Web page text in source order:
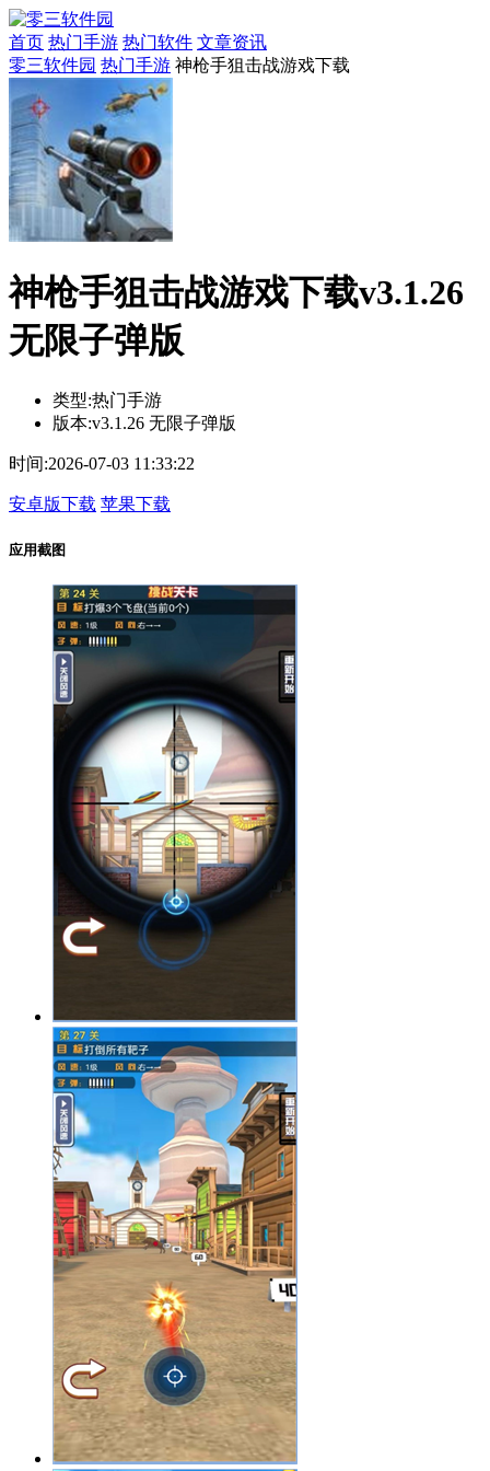
首页 热门手游 热门软件 文章资讯
零三软件园 热门手游 神枪手狙击战游戏下载
神枪手狙击战游戏下载v3.1.26
无限子弹版
类型:热门手游
版本:v3.1.26 无限子弹版
时间:2026-07-03 11:33:22
安卓版下载 苹果下载
应用截图